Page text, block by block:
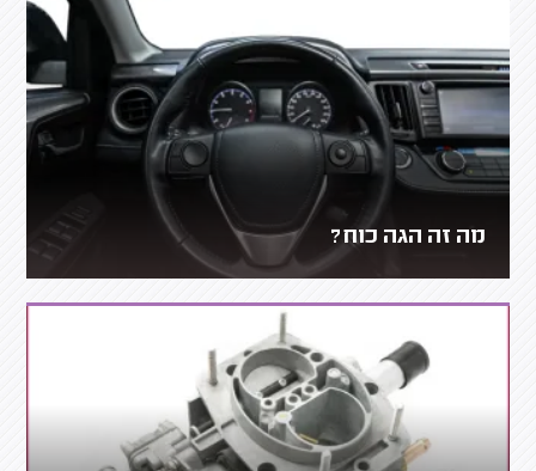
מה זה הגה כוח?